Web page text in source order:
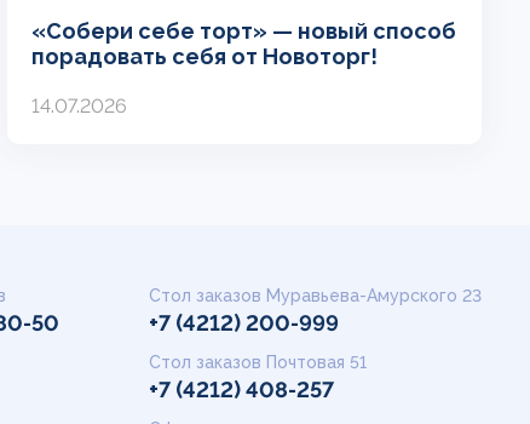
«Собери себе торт» — новый способ
порадовать себя от Новоторг!
14.07.2026
50
Стол заказов Муравьева-Амурского 23
+7 (4212) 200-999
Стол заказов Почтовая 51
+7 (4212) 408-257